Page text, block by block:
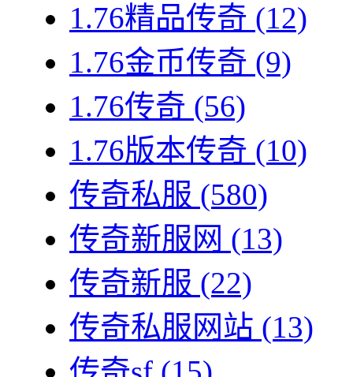
1.76精品传奇 (12)
1.76金币传奇 (9)
1.76传奇 (56)
1.76版本传奇 (10)
传奇私服 (580)
传奇新服网 (13)
传奇新服 (22)
传奇私服网站 (13)